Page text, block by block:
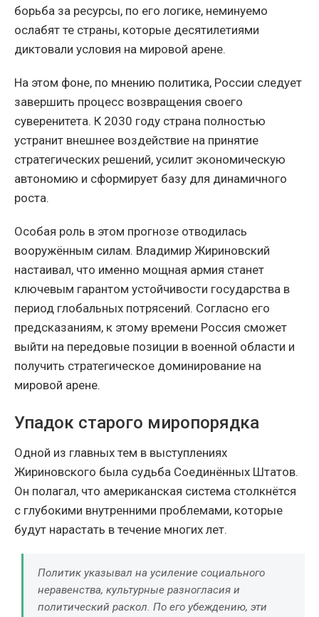
борьба за ресурсы, по его логике, неминуемо
ослабят те страны, которые десятилетиями
диктовали условия на мировой арене.
На этом фоне, по мнению политика, России следует
завершить процесс возвращения своего
суверенитета. К 2030 году страна полностью
устранит внешнее воздействие на принятие
стратегических решений, усилит экономическую
автономию и сформирует базу для динамичного
роста.
Особая роль в этом прогнозе отводилась
вооружённым силам. Владимир Жириновский
настаивал, что именно мощная армия станет
ключевым гарантом устойчивости государства в
период глобальных потрясений. Согласно его
предсказаниям, к этому времени Россия сможет
выйти на передовые позиции в военной области и
получить стратегическое доминирование на
мировой арене.
Упадок старого миропорядка
Одной из главных тем в выступлениях
Жириновского была судьба Соединённых Штатов.
Он полагал, что американская система столкнётся
с глубокими внутренними проблемами, которые
будут нарастать в течение многих лет.
Политик указывал на усиление социального
неравенства, культурные разногласия и
политический раскол. По его убеждению, эти